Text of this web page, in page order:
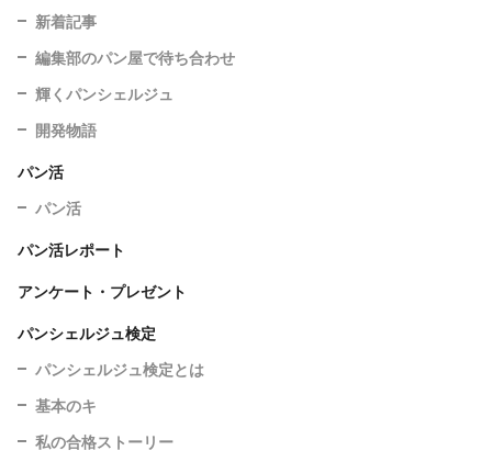
新着記事
編集部のパン屋で待ち合わせ
輝くパンシェルジュ
開発物語
パン活
パン活
パン活レポート
アンケート・プレゼント
パンシェルジュ検定
パンシェルジュ検定とは
基本のキ
私の合格ストーリー